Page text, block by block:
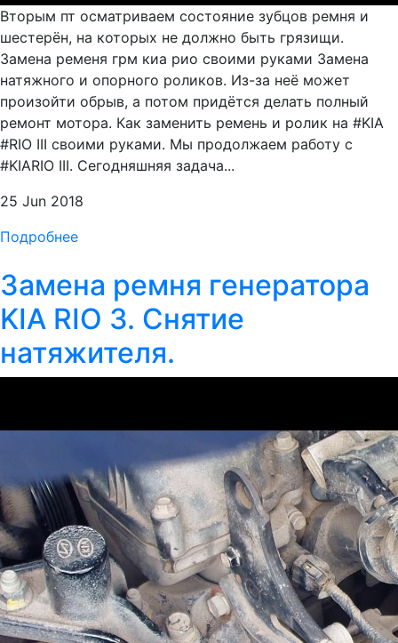
Вторым пт осматриваем состояние зубцов ремня и
шестерён, на которых не должно быть грязищи.
Замена ременя грм киа рио своими руками Замена
натяжного и опорного роликов. Из-за неё может
произойти обрыв, а потом придётся делать полный
ремонт мотора. Как заменить ремень и ролик на #KIA
#RIO III своими руками. Мы продолжаем работу с
#KIARIO III. Сегодняшняя задача...
25 Jun 2018
Подробнее
Замена ремня генератора
KIA RIO 3. Снятие
натяжителя.